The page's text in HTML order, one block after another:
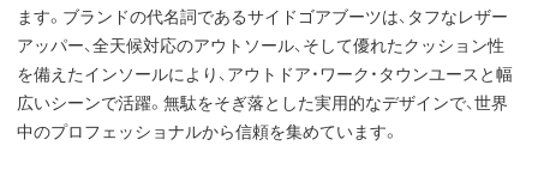
ます。ブランドの代名詞であるサイドゴアブーツは、タフなレザー
アッパー、全天候対応のアウトソール、そして優れたクッション性
を備えたインソールにより、アウトドア・ワーク・タウンユースと幅
広いシーンで活躍。無駄をそぎ落とした実用的なデザインで、世界
中のプロフェッショナルから信頼を集めています。